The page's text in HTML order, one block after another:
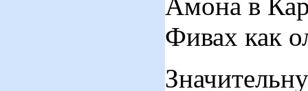
Фивах как